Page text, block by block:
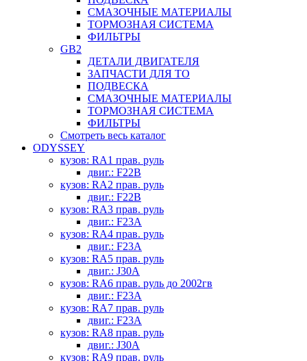
СМАЗОЧНЫЕ МАТЕРИАЛЫ
ТОРМОЗНАЯ СИСТЕМА
ФИЛЬТРЫ
GB2
ДЕТАЛИ ДВИГАТЕЛЯ
ЗАПЧАСТИ ДЛЯ ТО
ПОДВЕСКА
СМАЗОЧНЫЕ МАТЕРИАЛЫ
ТОРМОЗНАЯ СИСТЕМА
ФИЛЬТРЫ
Смотреть весь каталог
ODYSSEY
кузов: RA1 прав. руль
двиг.: F22B
кузов: RA2 прав. руль
двиг.: F22B
кузов: RA3 прав. руль
двиг.: F23A
кузов: RA4 прав. руль
двиг.: F23A
кузов: RA5 прав. руль
двиг.: J30A
кузов: RA6 прав. руль до 2002гв
двиг.: F23A
кузов: RA7 прав. руль
двиг.: F23A
кузов: RA8 прав. руль
двиг.: J30A
кузов: RA9 прав. руль